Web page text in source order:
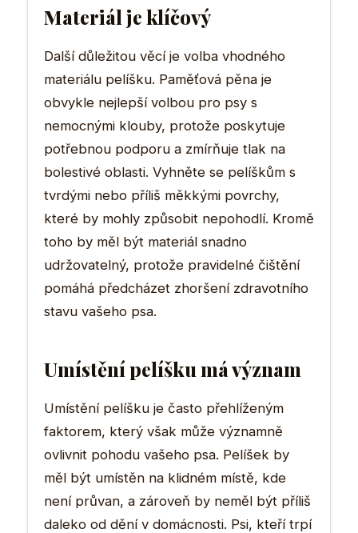
Materiál je klíčový
Další důležitou věcí je volba vhodného
materiálu pelíšku. Paměťová pěna je
obvykle nejlepší volbou pro psy s
nemocnými klouby, protože poskytuje
potřebnou podporu a zmírňuje tlak na
bolestivé oblasti. Vyhněte se pelíškům s
tvrdými nebo příliš měkkými povrchy,
které by mohly způsobit nepohodlí. Kromě
toho by měl být materiál snadno
udržovatelný, protože pravidelné čištění
pomáhá předcházet zhoršení zdravotního
stavu vašeho psa.
Umístění pelíšku má význam
Umístění pelíšku je často přehlíženým
faktorem, který však může významně
ovlivnit pohodu vašeho psa. Pelíšek by
měl být umístěn na klidném místě, kde
není průvan, a zároveň by neměl být příliš
daleko od dění v domácnosti. Psi, kteří trpí